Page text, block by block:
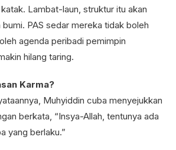
Lambat-laun, struktur itu akan
PAS sedar mereka tidak boleh
agenda peribadi pemimpin
hilang taring.
Karma?
Muhyiddin cuba menyejukkan
berkata, “Insya-Allah, tentunya ada
yang berlaku.”